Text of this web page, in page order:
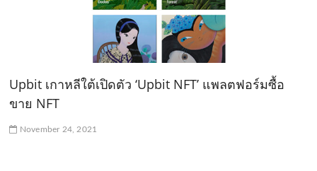
Upbit เกาหลีใต้เปิดตัว ‘Upbit NFT’ แพลตฟอร์มซื้อ
ขาย NFT
November 24, 2021